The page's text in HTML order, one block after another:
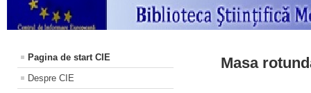
Pagina de start CIE
Despre CIE
Masa